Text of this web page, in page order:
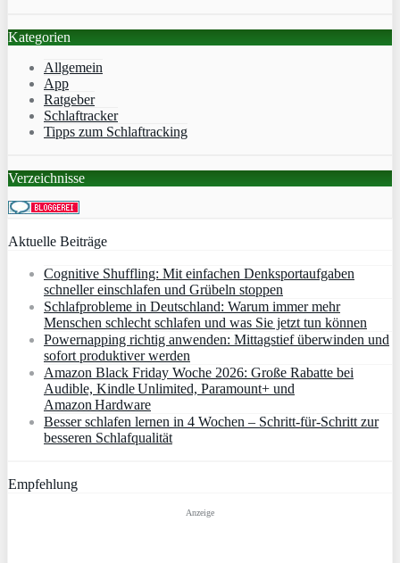
Kategorien
Allgemein
App
Ratgeber
Schlaftracker
Tipps zum Schlaftracking
Verzeichnisse
Aktuelle Beiträge
Cognitive Shuffling: Mit einfachen Denksportaufgaben
schneller einschlafen und Grübeln stoppen
Schlafprobleme in Deutschland: Warum immer mehr
Menschen schlecht schlafen und was Sie jetzt tun können
Powernapping richtig anwenden: Mittagstief überwinden und
sofort produktiver werden
Amazon Black Friday Woche 2026: Große Rabatte bei
Audible, Kindle Unlimited, Paramount+ und
Amazon Hardware
Besser schlafen lernen in 4 Wochen – Schritt‑für‑Schritt zur
besseren Schlafqualität
Empfehlung
Anzeige